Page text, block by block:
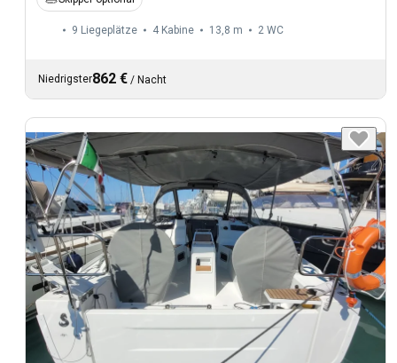
9 Liegeplätze 4 Kabine 13,8 m 2 WC
Niedrigster862 € / Nacht